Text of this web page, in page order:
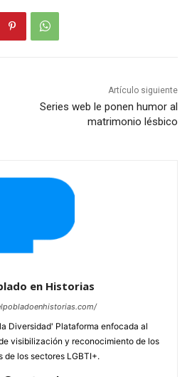
Artículo siguiente
Series web le ponen humor al
matrimonio lésbico
en Historias
Diversidad' Plataforma enfocada al
visibilización y reconocimiento de los
de los sectores LGBTI+.